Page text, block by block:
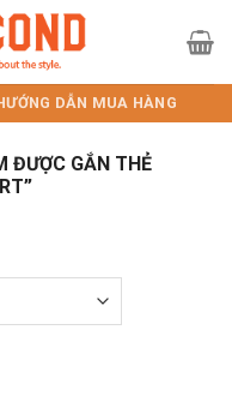
DẪN MUA HÀNG
ĐƯỢC GẮN THẺ